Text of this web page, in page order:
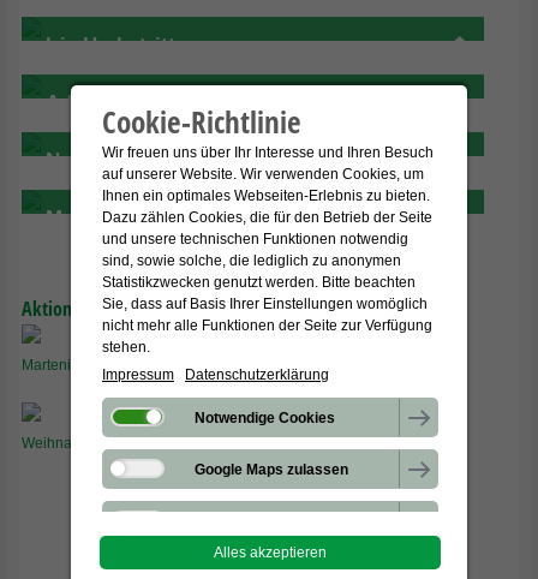
Iris Herbstritt
Adriana Alves Freitas
Nourou Assani
Marion Peter
Aktionstage
Marteniza-Tag - 01. März 2022
Weihnachtskalender 2022
Besuchen Sie uns auf:
Cookie-Richtlinie
Wir freuen uns über Ihr Interesse und Ihren Besuch
auf unserer Website. Wir verwenden Cookies, um
Ihnen ein optimales Webseiten-Erlebnis zu bieten.
Dazu zählen Cookies, die für den Betrieb der Seite
und unsere technischen Funktionen notwendig
sind, sowie solche, die lediglich zu anonymen
Statistikzwecken genutzt werden. Bitte beachten
Sie, dass auf Basis Ihrer Einstellungen womöglich
nicht mehr alle Funktionen der Seite zur Verfügung
stehen.
Impressum
Datenschutzerklärung
Notwendige Cookies
Google Maps zulassen
Verbindung zu Drittanbietern
Alles akzeptieren